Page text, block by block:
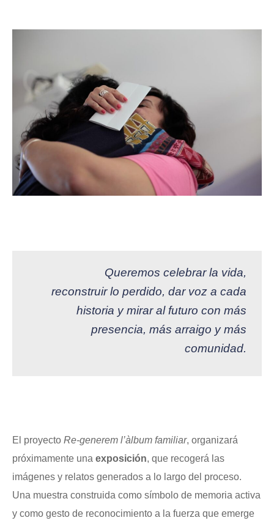
Queremos celebrar la vida,
reconstruir lo perdido, dar voz a cada
historia y mirar al futuro con más
presencia, más arraigo y más
comunidad.
El proyecto Re-generem l’àlbum familiar, organizará
próximamente una exposición, que recogerá las
imágenes y relatos generados a lo largo del proceso.
Una muestra construida como símbolo de memoria activa
y como gesto de reconocimiento a la fuerza que emerge